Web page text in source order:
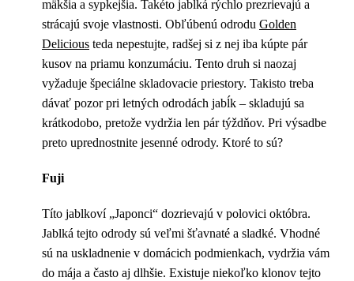
mäkšia a sypkejšia. Takéto jablká rýchlo prezrievajú a
strácajú svoje vlastnosti. Obľúbenú odrodu Golden
Delicious teda nepestujte, radšej si z nej iba kúpte pár
kusov na priamu konzumáciu. Tento druh si naozaj
vyžaduje špeciálne skladovacie priestory. Takisto treba
dávať pozor pri letných odrodách jabĺk – skladujú sa
krátkodobo, pretože vydržia len pár týždňov. Pri výsadbe
preto uprednostnite jesenné odrody. Ktoré to sú?
Fuji
Títo jablkoví „Japonci“ dozrievajú v polovici októbra.
Jablká tejto odrody sú veľmi šťavnaté a sladké. Vhodné
sú na uskladnenie v domácich podmienkach, vydržia vám
do mája a často aj dlhšie. Existuje niekoľko klonov tejto